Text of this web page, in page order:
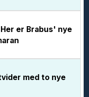
er Brabus' nye
med to nye